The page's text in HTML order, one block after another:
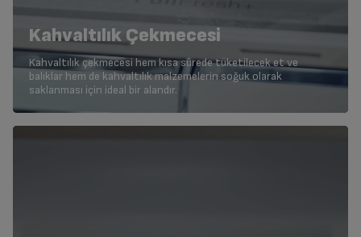
Kahvaltılık Çekmecesi
Kahvaltılık çekmecesi hem kısa sürede tüketilecek et ve
balıklar hem de kahvaltılık malzemelerin soğuk olarak
saklanması için ideal bir alandır.